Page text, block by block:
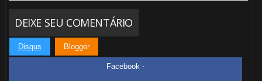
DEIXE SEU COMENTÁRIO
Disqus Blogger
Facebook -